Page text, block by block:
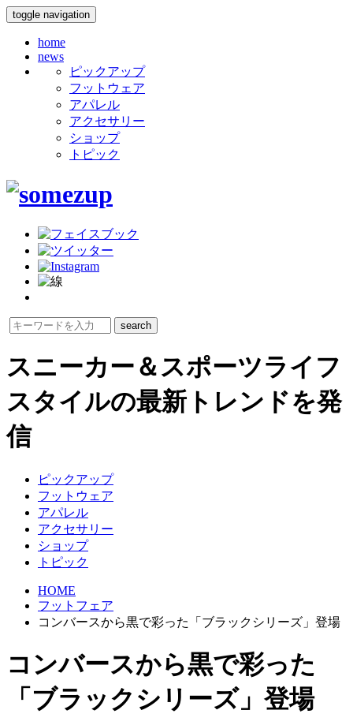
toggle navigation
home
news
ピックアップ
フットウェア
アパレル
アクセサリー
ショップ
トピック
スニーカー＆スポーツライフ
スタイルの最新トレンドを発
信
ピックアップ
フットウェア
アパレル
アクセサリー
ショップ
トピック
HOME
フットフェア
コンバースから黒で彩った「ブラックシリーズ」登場
コンバースから黒で彩った
「ブラックシリーズ」登場